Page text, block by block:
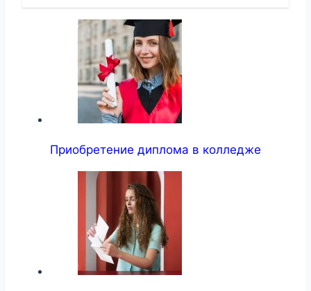
Приобретение диплома в колледже